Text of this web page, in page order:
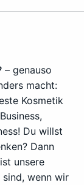
– genauso
macht:
Kosmetik
Du willst
Dann
unsere
sind, wenn wir